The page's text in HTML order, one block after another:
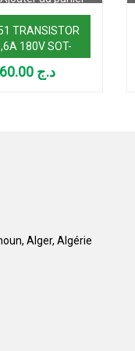
TRANSISTOR
180V SOT-
د.ج 60.00
Alger, Algérie